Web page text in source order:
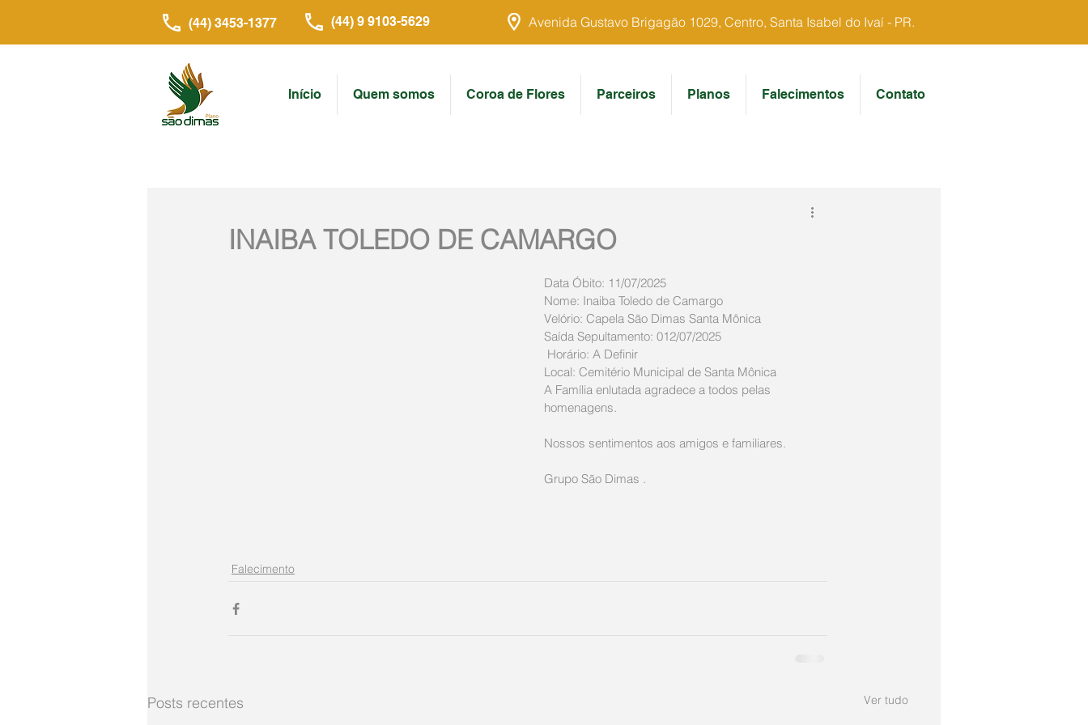
(44) 3453-1377 (44) 9 9103-5629 Avenida Gustavo Brigagão 1029, Centro, Santa Isabel do Ivaí - PR.
Início Quem somos Coroa de Flores Parceiros Planos Falecimentos Contato
INAIBA TOLEDO DE CAMARGO
Data Óbito: 11/07/2025
Nome: Inaiba Toledo de Camargo
Velório: Capela São Dimas Santa Mônica
Saída Sepultamento: 012/07/2025
Horário: A Definir
Local: Cemitério Municipal de Santa Mônica
A Família enlutada agradece a todos pelas
homenagens.
Nossos sentimentos aos amigos e familiares.
Grupo São Dimas .
Falecimento
Posts recentes Ver tudo